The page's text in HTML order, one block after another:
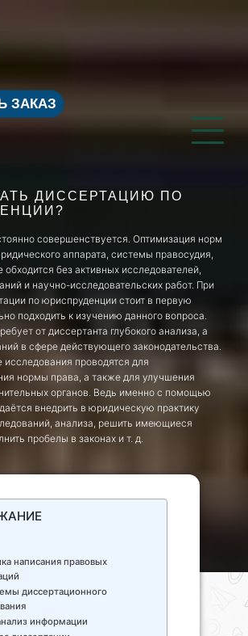
ЗАКАЗ
ДИССЕРТАЦИЮ ПО
совершенствуется. Оптимизация норм
аппарата, системы правосудия,
обходится без активных исследователей,
и научно-исследовательских работ. При
по юриспруденции стоит в первую
подходить к изучению данного вопроса.
от диссертанта глубокого анализа, а
в сфере действующего законодательства.
проводятся для
нормы права, а также для улучшения
органов. Ведь именно с помощью
внедрить в юридическую практику
анализа, решить имеющиеся
пробелы в законах и т. д.
написания правовых
диссертационного
информации